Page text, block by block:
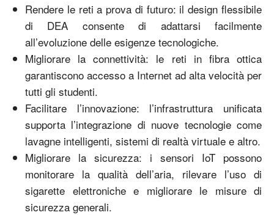
Rendere le reti a prova di futuro: il design flessibile
di DEA consente di adattarsi facilmente
all’evoluzione delle esigenze tecnologiche.
Migliorare la connettività: le reti in fibra ottica
garantiscono accesso a Internet ad alta velocità per
tutti gli studenti.
Facilitare l’innovazione: l’infrastruttura unificata
supporta l’integrazione di nuove tecnologie come
lavagne intelligenti, sistemi di realtà virtuale e altro.
Migliorare la sicurezza: i sensori IoT possono
monitorare la qualità dell’aria, rilevare l’uso di
sigarette elettroniche e migliorare le misure di
sicurezza generali.